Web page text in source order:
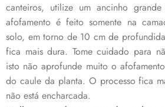
canteiros, utilize um ancinho
afofamento é feito somente na
solo, em torno de 10 cm de
fica mais dura. Tome cuidado para
isto não aprofunde muito o
do caule da planta. O processo fica
não está encharcada.